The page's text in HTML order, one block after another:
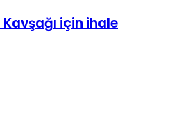
için ihale